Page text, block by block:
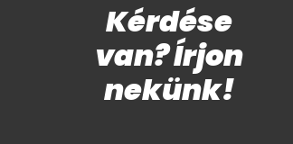
Kérdése
van? Írjon
nekünk!